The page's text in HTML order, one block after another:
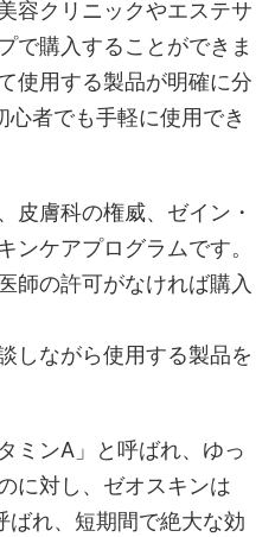
容クリニックやエステサ
で購入することができま
使用する製品が明確に分
者でも手軽に使用でき
皮膚科の権威、ゼイン・
ンケアプログラムです。
師の許可がなければ購入
しながら使用する製品を
ミンA」と呼ばれ、ゆっ
に対し、ゼオスキンは
ばれ、短期間で絶大な効